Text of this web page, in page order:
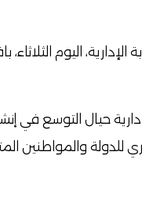
اليوم الثلاثاء،
حيال التوسع في
للدولة والمواطنين